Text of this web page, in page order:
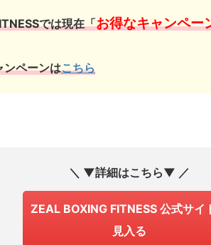
では現在「お得なキャンペー
ペーンはこちら
＼ ▼詳細はこちら▼ ／
ZEAL BOXING FITNESS 公式サイ
見入る